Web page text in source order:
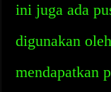
ini juga ada
digunakan
mendapatkan